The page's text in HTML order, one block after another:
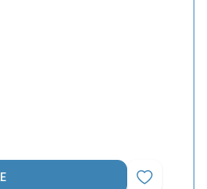
Favoriye Ekle